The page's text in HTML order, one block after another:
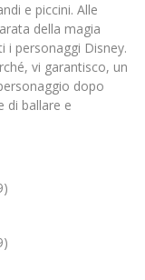
e piccini. Alle
della magia
i personaggi Disney.
vi garantisco, un
dopo
di ballare e